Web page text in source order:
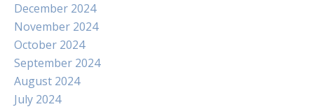
December 2024
November 2024
October 2024
September 2024
August 2024
July 2024